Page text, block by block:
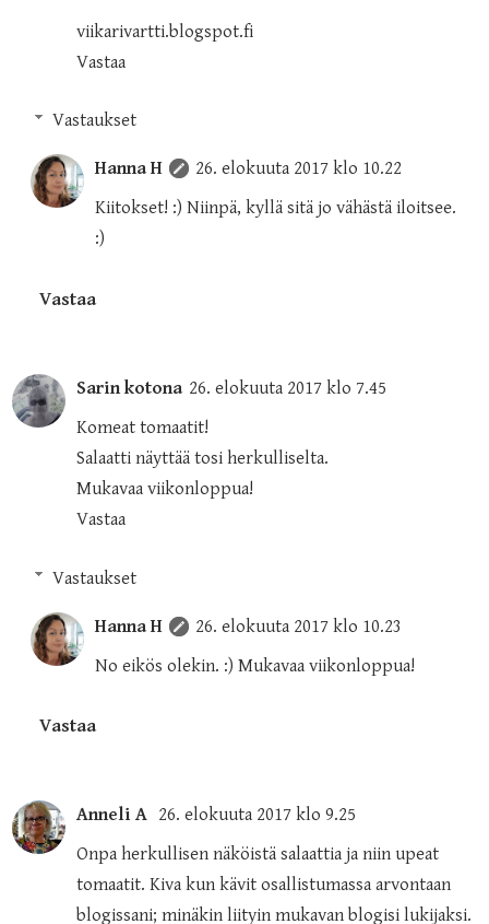
viikarivartti.blogspot.fi
Vastaa
Vastaukset
Hanna H
26. elokuuta 2017 klo 10.22
Kiitokset! :) Niinpä, kyllä sitä jo vähästä iloitsee.
:)
Vastaa
Sarin kotona 26. elokuuta 2017 klo 7.45
Komeat tomaatit!
Salaatti näyttää tosi herkulliselta.
Mukavaa viikonloppua!
Vastaa
Vastaukset
Hanna H
26. elokuuta 2017 klo 10.23
No eikös olekin. :) Mukavaa viikonloppua!
Vastaa
Anneli A 26. elokuuta 2017 klo 9.25
Onpa herkullisen näköistä salaattia ja niin upeat
tomaatit. Kiva kun kävit osallistumassa arvontaan
blogissani; minäkin liityin mukavan blogisi lukijaksi.